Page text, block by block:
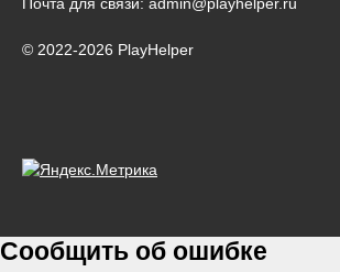
© 2022-2026 PlayHelper
Сообщить об ошибке